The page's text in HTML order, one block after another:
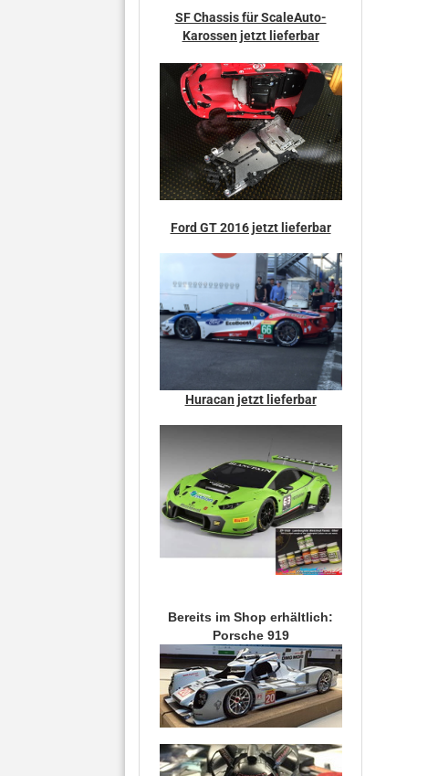
SF Chassis für ScaleAuto-
Karossen jetzt lieferbar
Ford GT 2016 jetzt lieferbar
Huracan jetzt lieferbar
Bereits im Shop erhältlich:
Porsche 919